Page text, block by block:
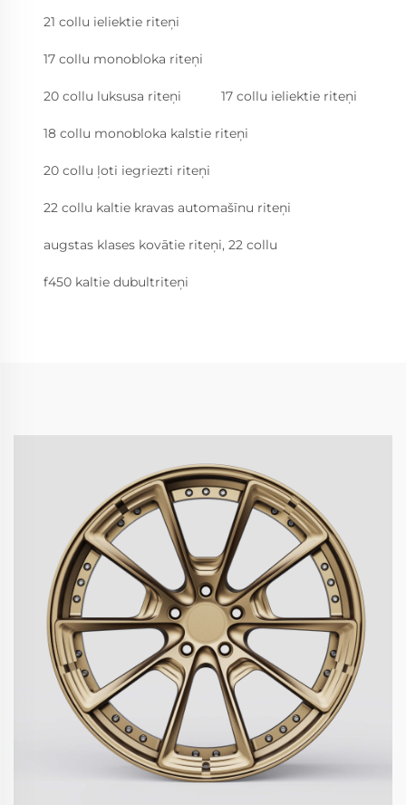
21 collu ieliektie riteņi
17 collu monobloka riteņi
20 collu luksusa riteņi 17 collu ieliektie riteņi
18 collu monobloka kalstie riteņi
20 collu ļoti iegriezti riteņi
22 collu kaltie kravas automašīnu riteņi
augstas klases kovātie riteņi, 22 collu
f450 kaltie dubultriteņi